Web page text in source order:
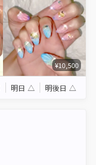
¥10,500
明日 △ 明後日 △